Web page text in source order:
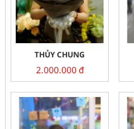
THỦY CHUNG
2.000.000 đ